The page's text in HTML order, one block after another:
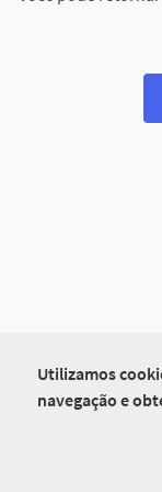
Utilizamos
navegação e